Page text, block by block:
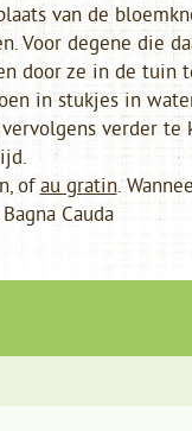
van de
degene die
door ze in de tuin
in stukjes in
verder te
ofau gratin.
Cauda